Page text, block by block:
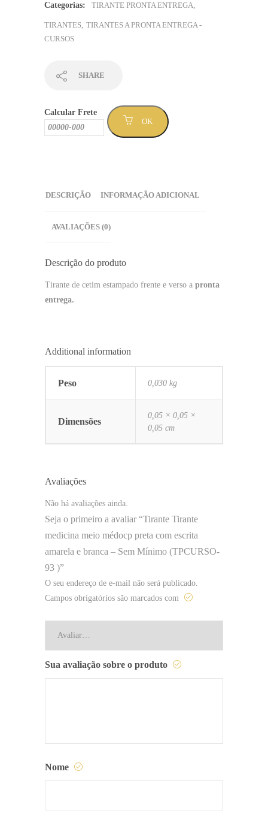
preta
branca
Mínimo
(TPCURSO-
Categorias: TIRANTE PRONTA ENTREGA,
TIRANTES, TIRANTES A PRONTA ENTREGA -
CURSOS
SHARE
Calcular Frete
OK
DESCRIÇÃO INFORMAÇÃO ADICIONAL
AVALIAÇÕES (0)
Descrição do produto
Tirante de cetim estampado frente e verso a pronta
entrega.
Additional information
Peso 0,030 kg
Dimensões
0,05 × 0,05 ×
0,05 cm
Avaliações
Não há avaliações ainda.
Seja o primeiro a avaliar “Tirante Tirante
medicina meio médocp preta com escrita
amarela e branca – Sem Mínimo (TPCURSO-
93 )”
O seu endereço de e-mail não será publicado.
Campos obrigatórios são marcados com
Sua avaliação sobre o produto
Nome